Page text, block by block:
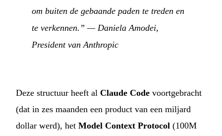
om buiten de gebaande paden te treden en
te verkennen.” — Daniela Amodei,
President van Anthropic
Deze structuur heeft al Claude Code voortgebracht
(dat in zes maanden een product van een miljard
dollar werd), het Model Context Protocol (100M